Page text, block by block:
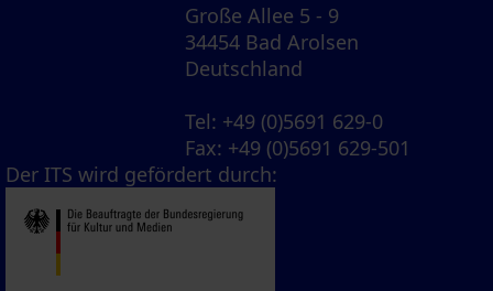
Große Allee 5 - 9
34454 Bad Arolsen
Deutschland
Tel: +49 (0)5691 629-0
Fax: +49 (0)5691 629-501
Der ITS wird gefördert durch: